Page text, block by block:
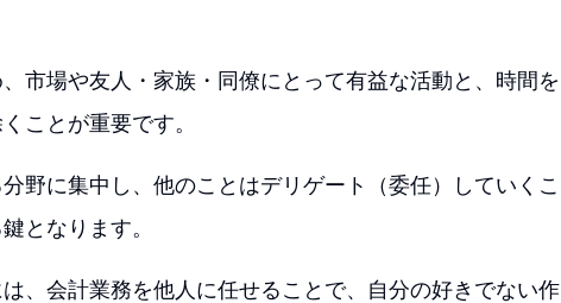
市場や友人・家族・同僚にとって有益な活動と、時間を
ことが重要です。
野に集中し、他のことはデリゲート（委任）していくこ
となります。
、会計業務を他人に任せることで、自分の好きでない作